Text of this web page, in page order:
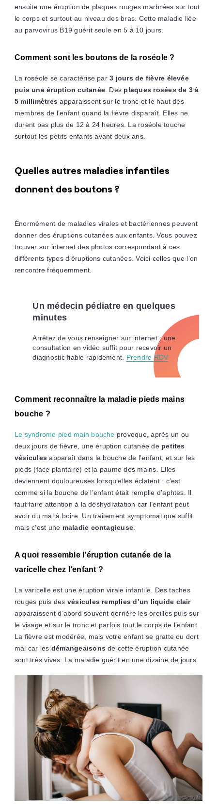
ensuite une éruption de plaques rouges marbrées sur tout
le corps et surtout au niveau des bras. Cette maladie liée
au parvovirus B19 guérit seule en 5 à 10 jours.
Comment sont les boutons de la roséole ?
La roséole se caractérise par3 jours de fièvre élevée
puis une éruption cutanée . Des plaques rosées de 3 à
5 millimètres apparaissent sur le tronc et le haut des
membres de l’enfant quand la fièvre disparaît. Elles ne
durent pas plus de 12 à 24 heures. La roséole touche
surtout les petits enfants avant deux ans.
Quelles autres maladies infantiles
donnent des boutons ?
Énormément de maladies virales et bactériennes peuvent
donner des éruptions cutanées aux enfants. Vous pouvez
trouver sur internet des photos correspondant à ces
différents types d’éruptions cutanées. Voici celles que l’on
rencontre fréquemment.
Un médecin pédiatre en quelques
minutes
Arrêtez de vous renseigner sur internet : une
consultation en vidéo suffit pour recevoir un
diagnostic fiable rapidement. Prendre RDV
Comment reconnaître la maladie pieds mains
bouche ?
Le syndrome pied main bouche provoque, après un ou
deux jours de fièvre, une éruption cutanée de petites
vésicules apparaît dans la bouche de l’enfant, et sur les
pieds (face plantaire) et la paume des mains. Elles
deviennent douloureuses lorsqu’elles éclatent : c’est
comme si la bouche de l’enfant était remplie d’aphtes. Il
faut faire attention à la déshydratation car l’enfant peut
avoir du mal à boire. Un traitement symptomatique suffit
mais c’est une maladie contagieuse
A quoi ressemble l’éruption cutanée de la
varicelle chez l’enfant ?
La varicelle est une éruption virale infantile. Des taches
rouges puis des vésicules remplies d’un liquide clair
apparaissent d’abord souvent derrière les oreilles puis sur
le visage et sur le tronc et parfois tout le corps de l’enfant.
La fièvre est modérée, mais votre enfant se gratte ou dort
mal car les démangeaisons de cette éruption cutanée
sont très vives. La maladie guérit en une dizaine de jours.